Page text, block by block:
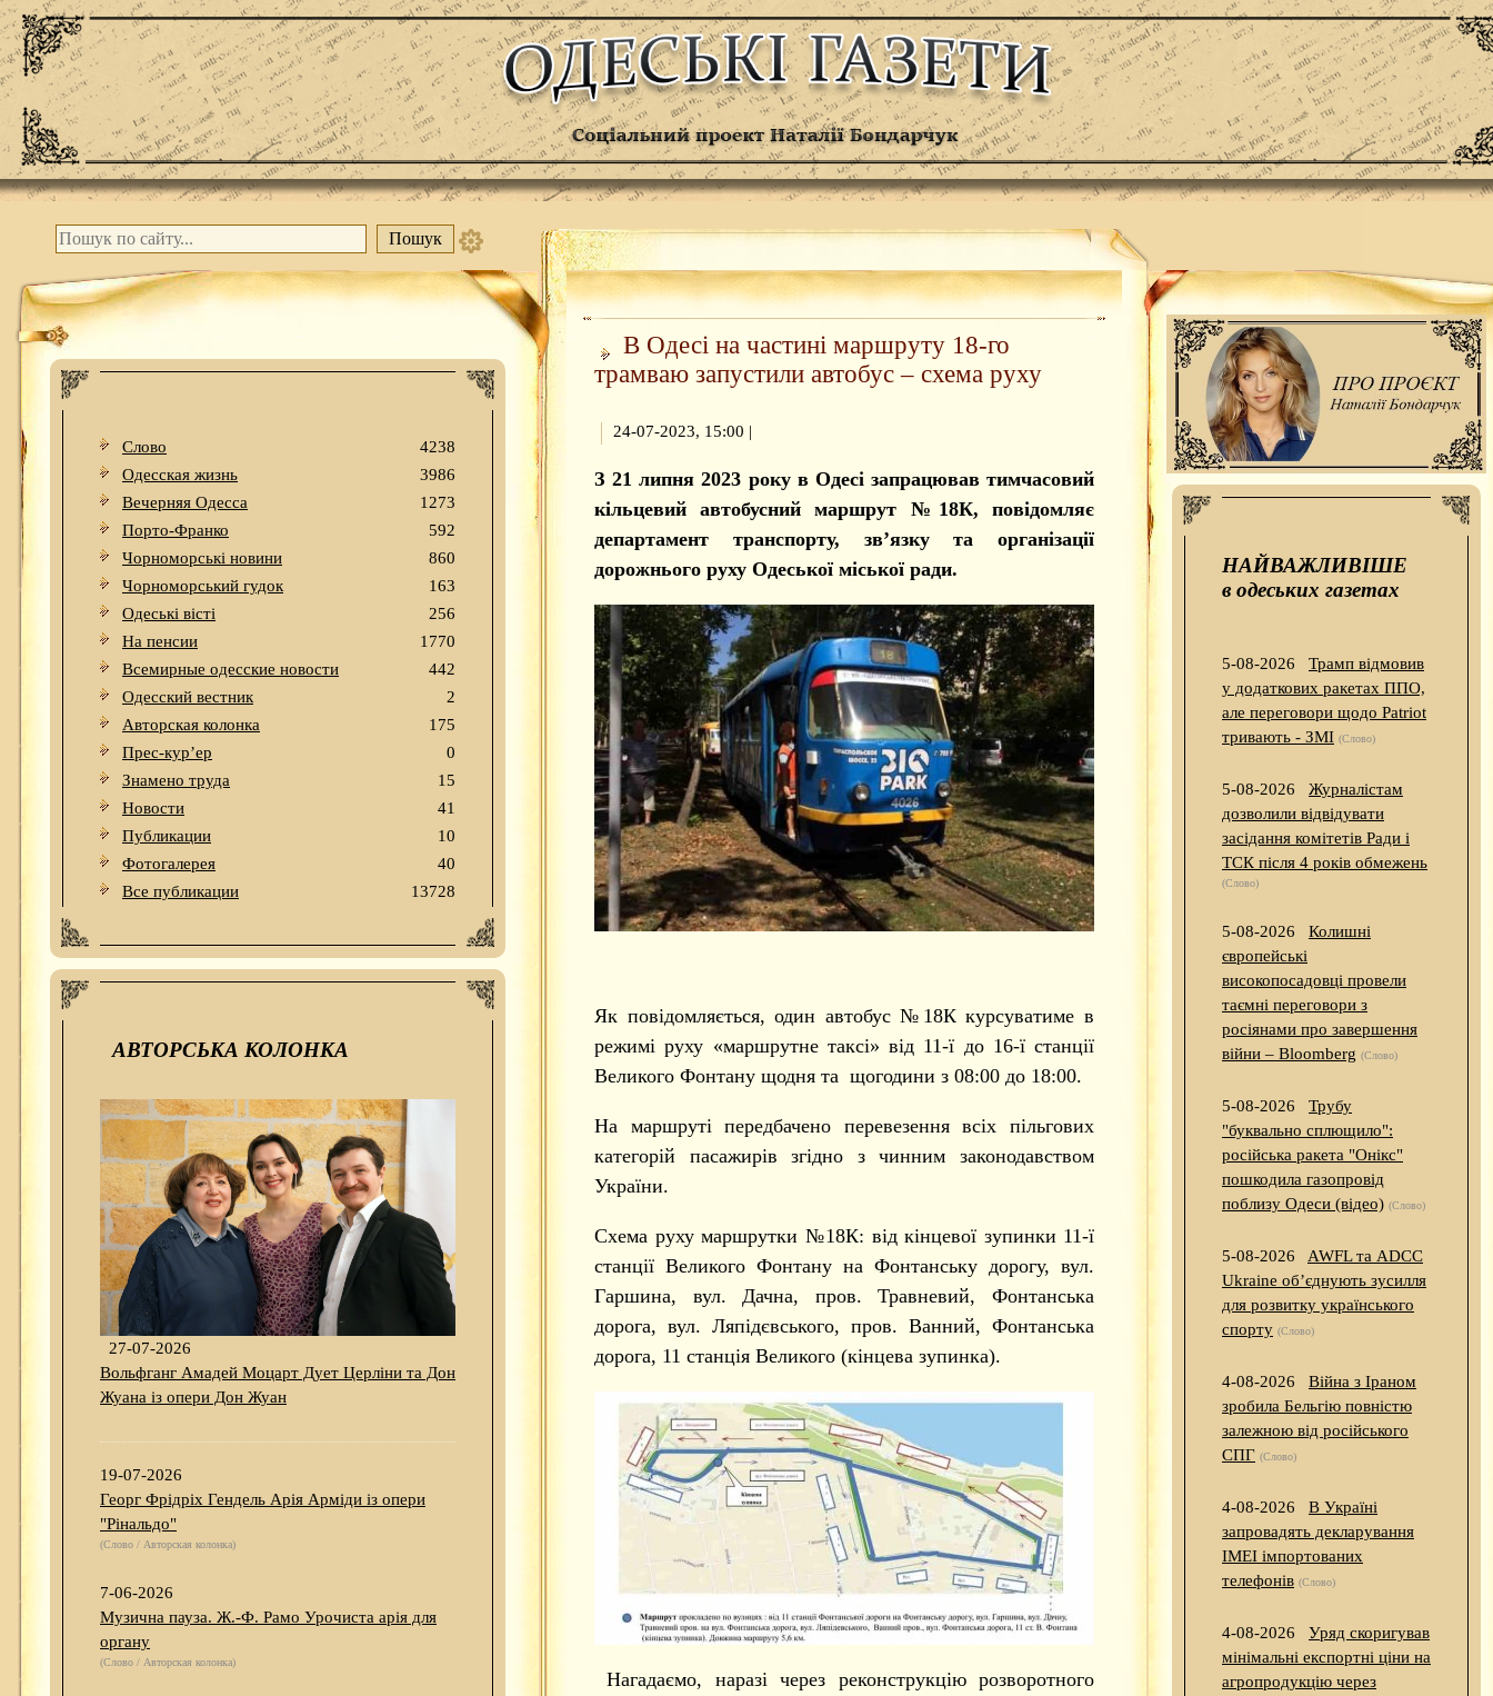
Слово
4238
Одесская жизнь
3986
Вечерняя Одесса
1273
Порто-Франко
592
Чорноморські новини
860
Чорноморський гудок
163
Одеськi вiстi
256
На пенсии
1770
Всемирные одесские новости
442
Одесский вестник
2
Авторская колонка
175
Прес-кур’ер
0
Знамено труда
15
Новости
41
Публикации
10
Фотогалерея
40
Все публикации
13728
АВТОРСЬКА КОЛОНКА
27-07-2026
Вольфганг Амадей Моцарт Дует Церліни та Дон
Жуана із опери Дон Жуан
19-07-2026
Георг Фрідріх Гендель Арія Арміди із опери
"Рінальдо"
(Слово / Авторская колонка)
7-06-2026
Музична пауза. Ж.-Ф. Рамо Урочиста арія для
органу
(Слово / Авторская колонка)
В Одесі на частині маршруту 18-го
трамваю запустили автобус – схема руху
24-07-2023, 15:00 |
З 21 липня 2023 року в Одесі запрацював тимчасовий
кільцевий автобусний маршрут №18К, повідомляє
департамент транспорту, зв’язку та організації
дорожнього руху Одеської міської ради.
Як повідомляється, один автобус №18К курсуватиме в
режимі руху «маршрутне таксі» від 11-ї до 16-ї станції
Великого Фонтану щодня та щогодини з 08:00 до 18:00.
На маршруті передбачено перевезення всіх пільгових
категорій пасажирів згідно з чинним законодавством
України.
Схема руху маршрутки №18К: від кінцевої зупинки 11-ї
станції Великого Фонтану на Фонтанську дорогу, вул.
Гаршина, вул. Дачна, пров. Травневий, Фонтанська
дорога, вул. Ляпідєвського, пров. Ванний, Фонтанська
дорога, 11 станція Великого (кінцева зупинка).
Нагадаємо, наразі через реконструкцію розворотного
НАЙВАЖЛИВІШЕ
в одеських газетах
5-08-2026
Трамп відмовив
у додаткових ракетах ППО,
але переговори щодо Patriot
тривають - ЗМІ (Слово)
5-08-2026
Журналістам
дозволили відвідувати
засідання комітетів Ради і
ТСК після 4 років обмежень
(Слово)
5-08-2026
Колишні
європейські
високопосадовці провели
таємні переговори з
росіянами про завершення
війни – Bloomberg (Слово)
5-08-2026
Трубу
"буквально сплющило":
російська ракета "Онікс"
пошкодила газопровід
поблизу Одеси (відео) (Слово)
5-08-2026
AWFL та ADCC
Ukraine об’єднують зусилля
для розвитку українського
спорту (Слово)
4-08-2026
Війна з Іраном
зробила Бельгію повністю
залежною від російського
СПГ (Слово)
4-08-2026
В Україні
запровадять декларування
IMEI імпортованих
телефонів (Слово)
4-08-2026
Уряд скоригував
мінімальні експортні ціни на
агропродукцію через